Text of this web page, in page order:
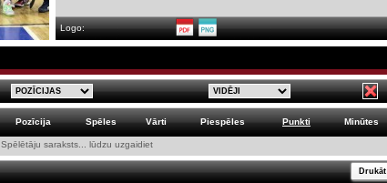
Logo:
Pozīcija Spēles Vārti Piespēles Punkti Minūtes
Spēlētāju saraksts... lūdzu uzgaidiet
Drukāt